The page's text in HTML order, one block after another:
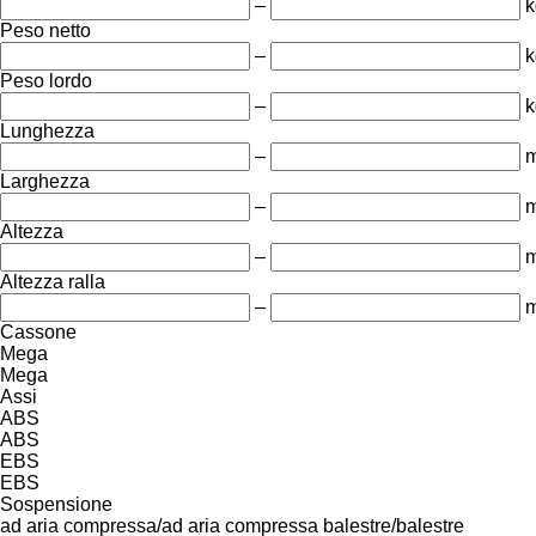
–
Peso netto
–
Peso lordo
–
Lunghezza
–
Larghezza
–
Altezza
–
Altezza ralla
–
Cassone
Mega
Mega
Assi
ABS
ABS
EBS
EBS
Sospensione
ad aria compressa/ad aria compressa balestre/balestre